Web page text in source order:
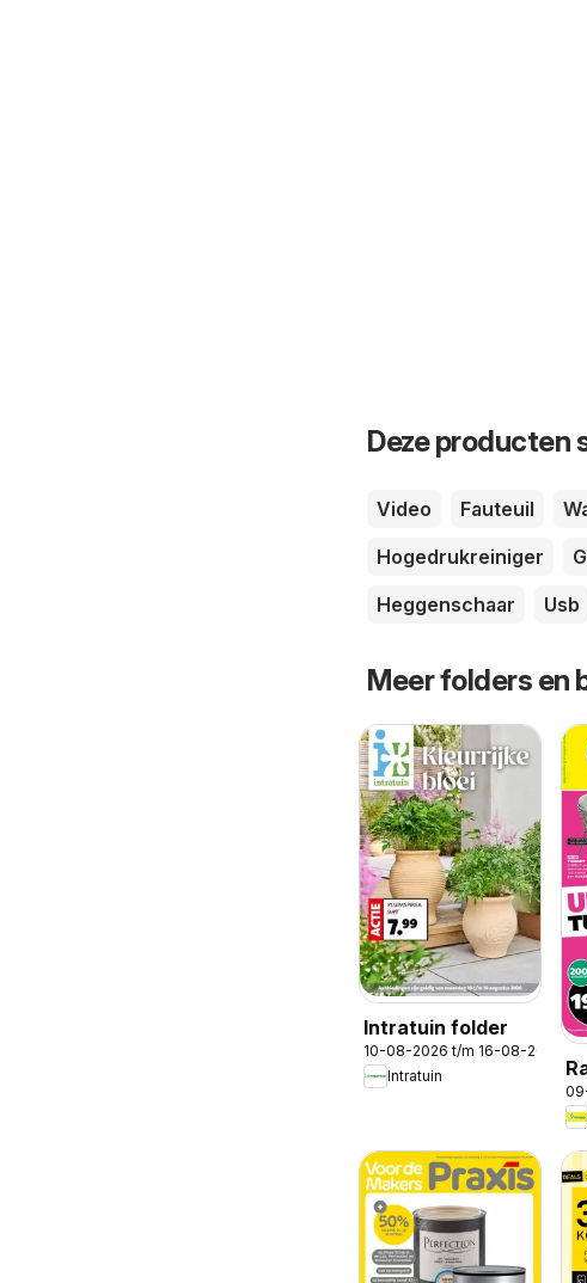
Deze producten
Video Fauteuil
Hogedrukreiniger
Heggenschaar
Usb
Meer folders en
Intratuin folder
10-08-2026 t/m 16-08-2026
Intratuin